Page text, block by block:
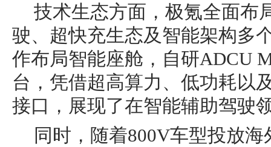
技术生态方面，极氪全面布
驶、超快充生态及智能架构多
作布局智能座舱，自研ADCU
台，凭借超高算力、低功耗以
接口，展现了在智能辅助驾驶
同时，随着800V车型投放